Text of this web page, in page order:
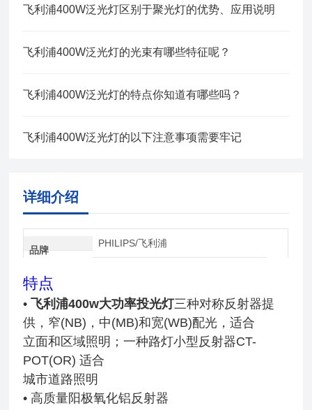
飞利浦400W泛光灯区别于聚光灯的优势、应用说明
飞利浦400W泛光灯的光束有哪些特征呢？
飞利浦400W泛光灯的特点你知道有哪些吗？
飞利浦400W泛光灯的以下注意事项需要牢记
详细介绍
品牌
PHILIPS/飞利浦
特点
•飞利浦400w大功率投光灯三种对称反射器提
供，窄(NB)，中(MB)和宽(WB)配光，适合
立面和区域照明；一种路灯小型反射器CT-
POT(OR) 适合
城市道路照明
• 高质量阳极氧化铝反射器